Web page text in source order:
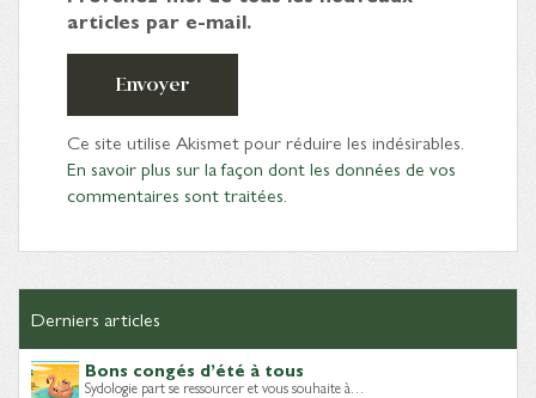
articles par e-mail.
Envoyer
Ce site utilise Akismet pour réduire les indésirables.
En savoir plus sur la façon dont les données de vos
commentaires sont traitées.
Derniers articles
Bons congés d’été à tous
Sydologie part se ressourcer et vous souhaite à…